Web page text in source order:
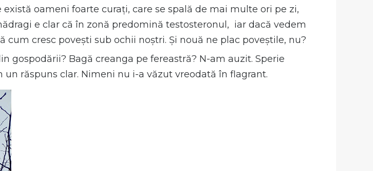
oameni foarte curați, care se spală de mai multe ori pe zi,
e clar că în zonă predomină testosteronul, iar dacă vedem
cresc povești sub ochii noștri. Și nouă ne plac poveștile, nu?
gospodării? Bagă creanga pe fereastră? N-am auzit. Sperie
răspuns clar. Nimeni nu i-a văzut vreodată în flagrant.